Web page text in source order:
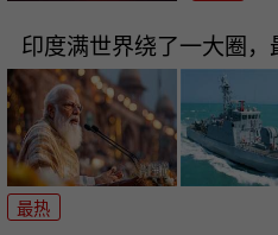
印度满世界绕了一大圈，
最热